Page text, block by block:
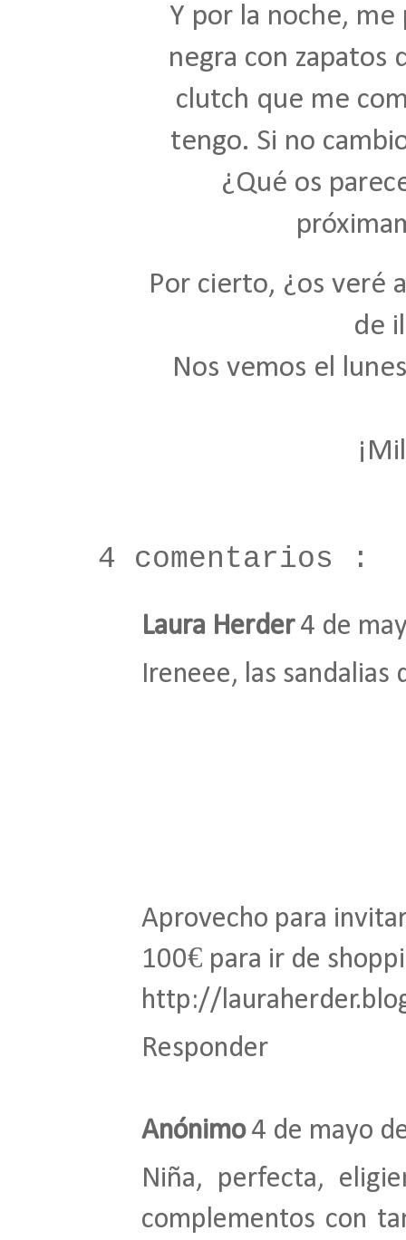
Y por la noche,
negra con zapatos
clutch que me
tengo. Si no
¿Qué os
Por cierto, ¿os veré
de
Nos vemos el
4 comentarios :
Laura Herder 4 de
Ireneee, las sandalias
Aprovecho para
100€ para ir de
http://
Responder
Anónimo 4 de mayo
Niña, perfecta,
complementos con